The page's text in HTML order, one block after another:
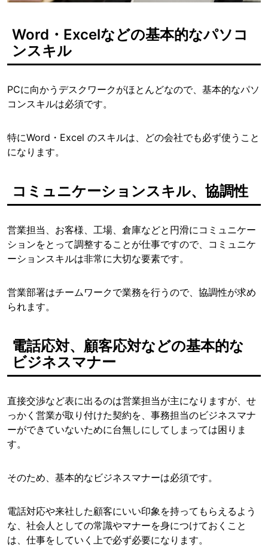
Word・Excelなどの基本的なパソコ
ンスキル
PCに向かうデスクワークがほとんどなので、基本的なパソ
コンスキルは必須です。
特にWord・Excel のスキルは、どの会社でも必ず使うこと
になります。
コミュニケーションスキル、協調性
営業担当、お客様、工場、倉庫などと円滑にコミュニケー
ションをとって調整することが仕事ですので、コミュニケ
ーションスキルは非常に大切な要素です。
営業部署はチームワークで業務を行うので、協調性が求め
られます。
電話応対、顧客応対などの基本的な
ビジネスマナー
直接交渉など表に出るのは営業担当が主になりますが、せ
っかく営業が取り付けた契約を、事務担当のビジネスマナ
ーができていないために台無しにしてしまっては困りま
す。
そのため、基本的なビジネスマナーは必須です。
電話対応や来社した顧客にいい印象を持ってもらえるよう
な、社会人としての常識やマナーを身につけておくこと
は、仕事をしていく上で必ず必要になります。